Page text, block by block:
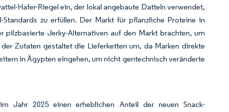
Hafer-Riegel ein, der lokal angebaute Datteln verwendet,
zu erfüllen. Der Markt für pflanzliche Proteine in
Jerky-Alternativen auf den Markt brachten, um
Zutaten gestaltet die Lieferketten um, da Marken direkte
in Ägypten eingehen, um nicht gentechnisch veränderte
Jahr 2025 einen erheblichen Anteil der neuen Snack-